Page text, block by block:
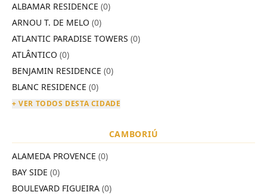
ALBAMAR RESIDENCE (0)
ARNOU T. DE MELO (0)
ATLANTIC PARADISE TOWERS (0)
ATLÂNTICO (0)
BENJAMIN RESIDENCE (0)
BLANC RESIDENCE (0)
+ VER TODOS DESTA CIDADE
CAMBORIÚ
ALAMEDA PROVENCE (0)
BAY SIDE (0)
BOULEVARD FIGUEIRA (0)